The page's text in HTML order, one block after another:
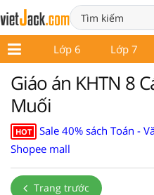
5 Lớp 6 Lớp 7
Giáo án KHTN 8
Muối
HOT
Sale 40% sách Toán -
Shopee mall
Trang trước